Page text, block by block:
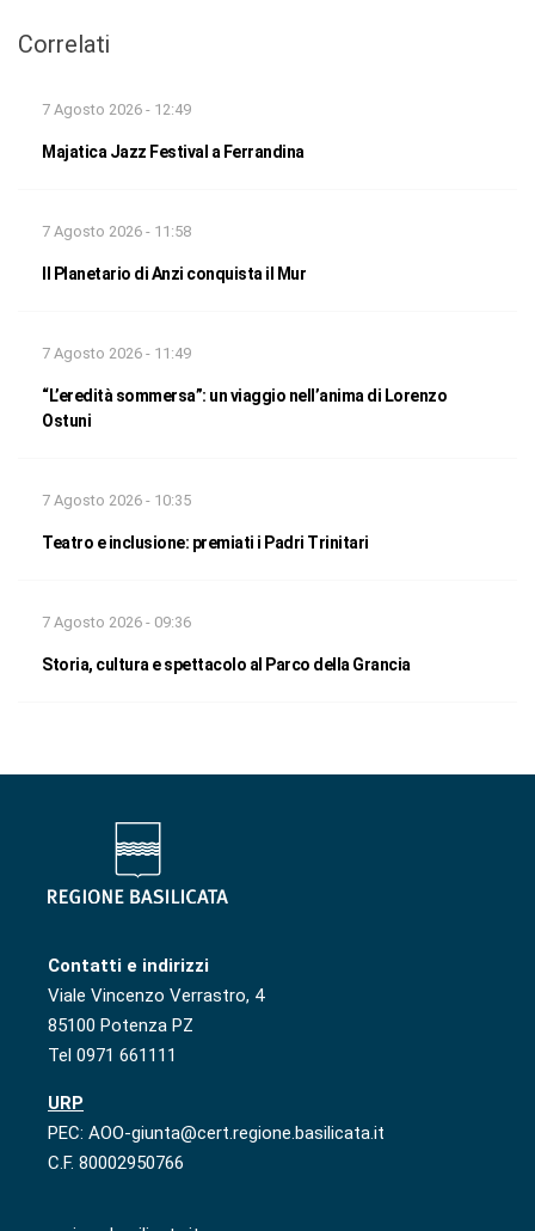
Correlati
7 Agosto 2026 - 12:49
Majatica Jazz Festival a Ferrandina
7 Agosto 2026 - 11:58
Il Planetario di Anzi conquista il Mur
7 Agosto 2026 - 11:49
“L’eredità sommersa”: un viaggio nell’anima di Lorenzo
Ostuni
7 Agosto 2026 - 10:35
Teatro e inclusione: premiati i Padri Trinitari
7 Agosto 2026 - 09:36
Storia, cultura e spettacolo al Parco della Grancia
Contatti e indirizzi
Viale Vincenzo Verrastro, 4
85100 Potenza PZ
Tel 0971 661111
URP
PEC: AOO-giunta@cert.regione.basilicata.it
C.F. 80002950766